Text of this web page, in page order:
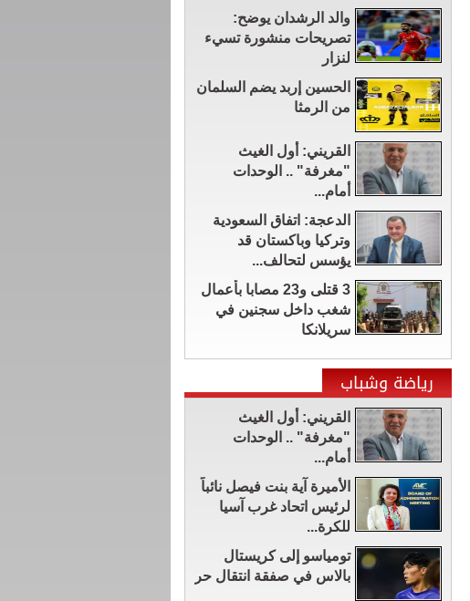
والد الرشدان يوضح:
تصريحات منشورة تسيء
لنزار
الحسين إربد يضم السلمان
من الرمثا
القريني: أول الغيث
"مغرفة" .. الوحدات
أمام...
الدعجة: اتفاق السعودية
وتركيا وباكستان قد
يؤسس لتحالف...
3 قتلى و23 مصابا بأعمال
شغب داخل سجنين في
سريلانكا
رياضة وشباب
القريني: أول الغيث
"مغرفة" .. الوحدات
أمام...
الأميرة آية بنت فيصل نائباً
لرئيس اتحاد غرب آسيا
للكرة...
تومياسو إلى كريستال
بالاس في صفقة انتقال حر